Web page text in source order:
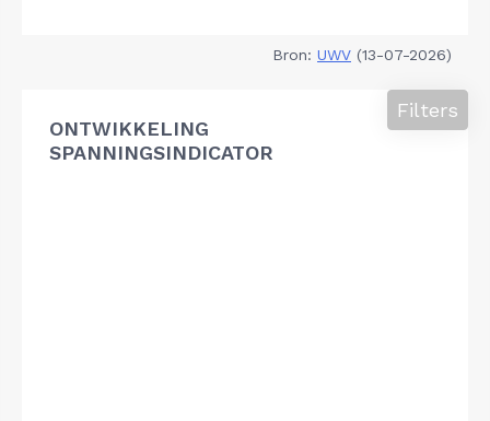
Bron: UWV (13-07-2026)
ONTWIKKELING
SPANNINGSINDICATOR
Filters